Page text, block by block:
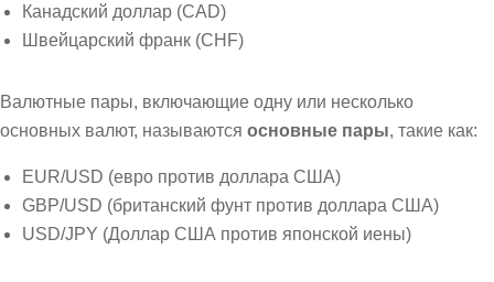
Канадский доллар (CAD)
Швейцарский франк (CHF)
Валютные пары, включающие одну или несколько
основных валют, называются основные пары, такие как:
EUR/USD (евро против доллара США)
GBP/USD (британский фунт против доллара США)
USD/JPY (Доллар США против японской иены)